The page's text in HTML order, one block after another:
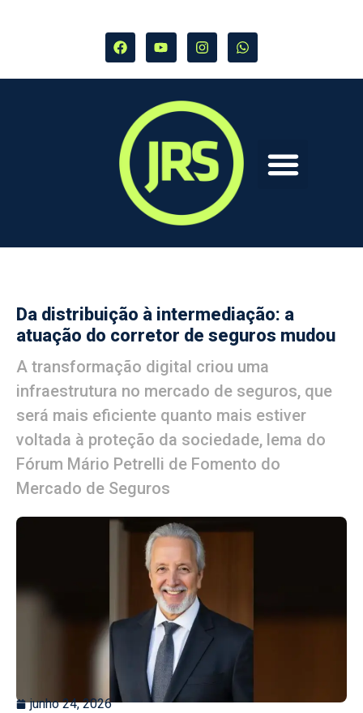
Da distribuição à intermediação: a
atuação do corretor de seguros mudou
A transformação digital criou uma
infraestrutura no mercado de seguros, que
será mais eficiente quanto mais estiver
voltada à proteção da sociedade, lema do
Fórum Mário Petrelli de Fomento do
Mercado de Seguros
junho 24, 2026